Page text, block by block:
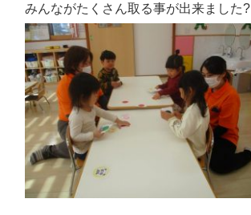
みんながたくさん取る事が出来ました?